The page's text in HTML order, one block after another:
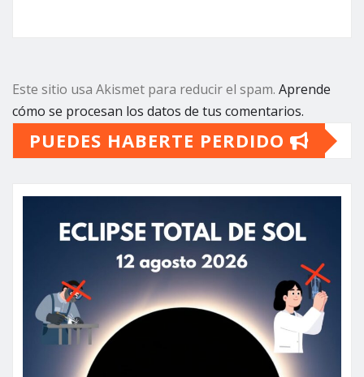
Este sitio usa Akismet para reducir el spam. Aprende
cómo se procesan los datos de tus comentarios.
PUEDES HABERTE PERDIDO